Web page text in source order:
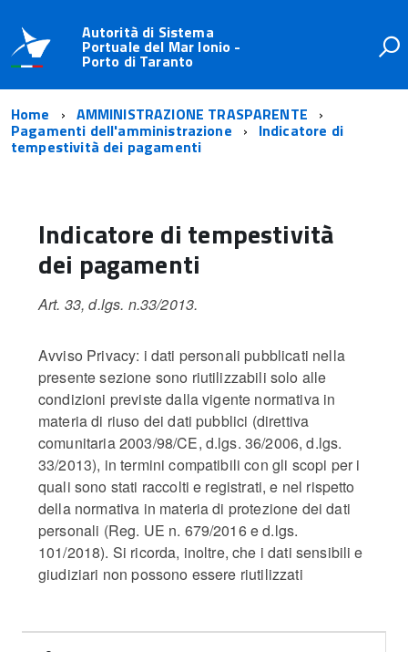
Autorità di Sistema
Portuale del Mar Ionio -
Porto di Taranto
Home AMMINISTRAZIONE TRASPARENTE
Pagamenti dell'amministrazione Indicatore di
tempestività dei pagamenti
Indicatore di tempestività
dei pagamenti
Art. 33, d.lgs. n.33/2013.
Avviso Privacy: i dati personali pubblicati nella
presente sezione sono riutilizzabili solo alle
condizioni previste dalla vigente normativa in
materia di riuso dei dati pubblici (direttiva
comunitaria 2003/98/CE, d.lgs. 36/2006, d.lgs.
33/2013), in termini compatibili con gli scopi per i
quali sono stati raccolti e registrati, e nel rispetto
della normativa in materia di protezione dei dati
personali (Reg. UE n. 679/2016 e d.lgs.
101/2018). Si ricorda, inoltre, che i dati sensibili e
giudiziari non possono essere riutilizzati
Filtri